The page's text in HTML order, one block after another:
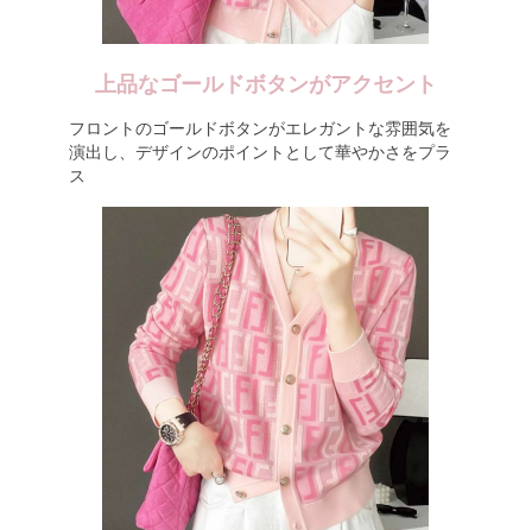
上品なゴールドボタンがアクセント
フロントのゴールドボタンがエレガントな雰囲気を
演出し、デザインのポイントとして華やかさをプラ
ス